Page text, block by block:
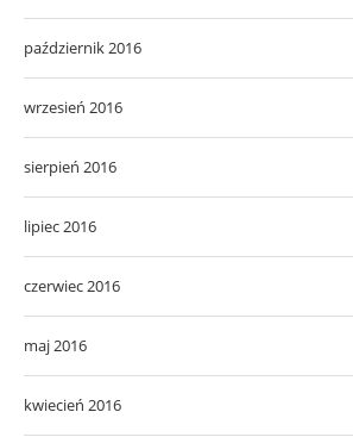
październik 2016
wrzesień 2016
sierpień 2016
lipiec 2016
czerwiec 2016
maj 2016
kwiecień 2016